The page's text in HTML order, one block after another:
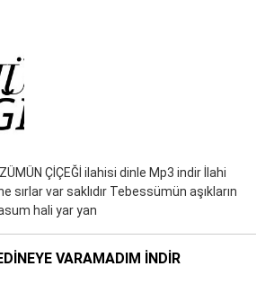
ÇİÇEĞİ ilahisi dinle Mp3 indir İlahi
sırlar var saklıdır Tebessümün aşıkların
hali yar yan
VARAMADIM İNDIR